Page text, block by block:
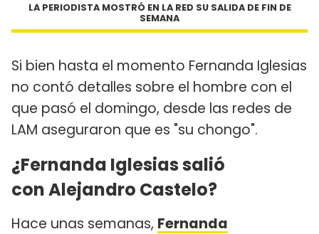
LA PERIODISTA MOSTRÓ EN LA RED SU SALIDA DE FIN DE
SEMANA
Si bien hasta el momento Fernanda Iglesias
no contó detalles sobre el hombre con el
que pasó el domingo, desde las redes de
LAM aseguraron que es "su chongo".
¿Fernanda Iglesias salió
con Alejandro Castelo?
Hace unas semanas, Fernanda